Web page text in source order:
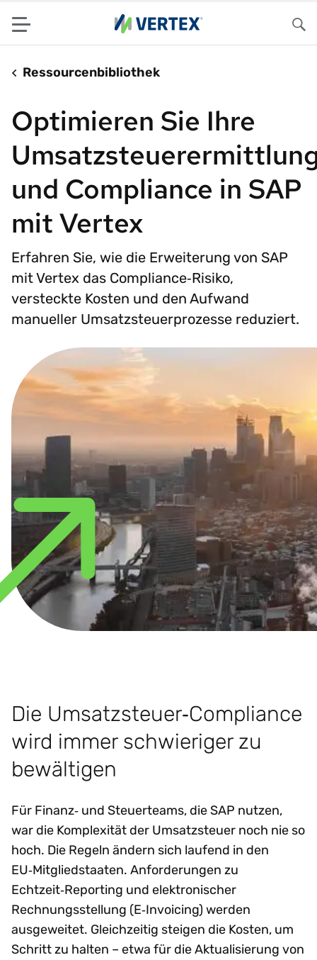
Menu
Ressourcenbibliothek
Optimieren Sie Ihre
und Compliance in SAP
mit Vertex
Erfahren Sie, wie die Erweiterung von SAP
mit Vertex das Compliance‑Risiko,
versteckte Kosten und den Aufwand
manueller Umsatzsteuerprozesse reduziert.
Die Umsatzsteuer‑Compliance
wird immer schwieriger zu
bewältigen
Für Finanz‑ und Steuerteams, die SAP nutzen,
war die Komplexität der Umsatzsteuer noch nie so
hoch. Die Regeln ändern sich laufend in den
EU‑Mitgliedstaaten. Anforderungen zu
Echtzeit‑Reporting und elektronischer
Rechnungsstellung (E‑Invoicing) werden
ausgeweitet. Gleichzeitig steigen die Kosten, um
Schritt zu halten – etwa für die Aktualisierung von